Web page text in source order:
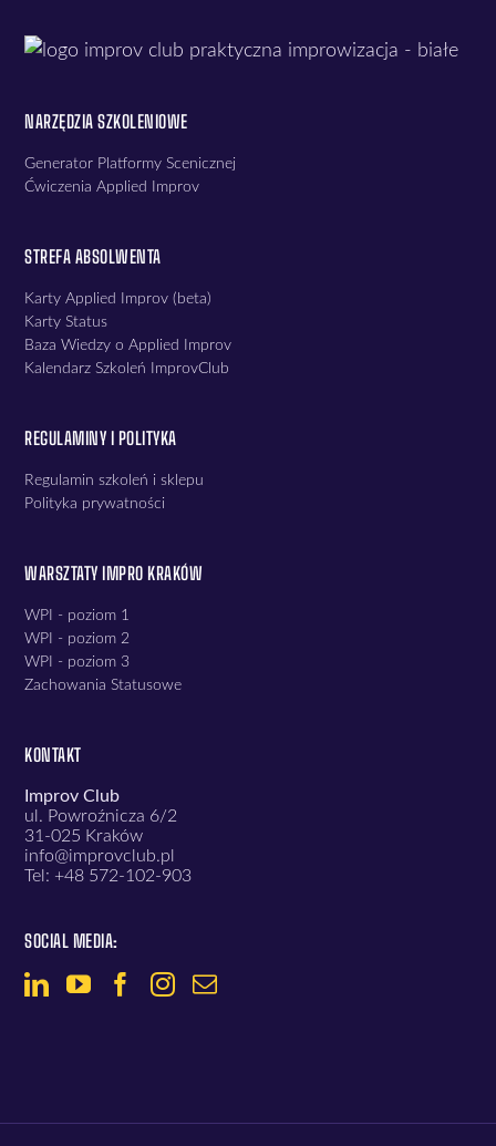
NARZĘDZIA SZKOLENIOWE
Generator Platformy Scenicznej
Ćwiczenia Applied Improv
STREFA ABSOLWENTA
Karty Applied Improv (beta)
Karty Status
Baza Wiedzy o Applied Improv
Kalendarz Szkoleń ImprovClub
REGULAMINY I POLITYKA
Regulamin szkoleń i sklepu
Polityka prywatności
WARSZTATY IMPRO KRAKÓW
WPI - poziom 1
WPI - poziom 2
WPI - poziom 3
Zachowania Statusowe
KONTAKT
Improv Club
ul. Powroźnicza 6/2
31-025 Kraków
info@improvclub.pl
Tel: +48 572-102-903
SOCIAL MEDIA: